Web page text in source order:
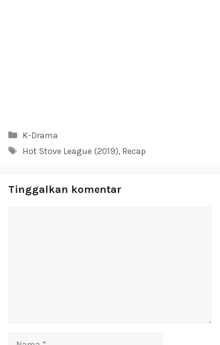
Kategori
K-Drama
Tag
Hot Stove League (2019), Recap
Tinggalkan komentar
Nama